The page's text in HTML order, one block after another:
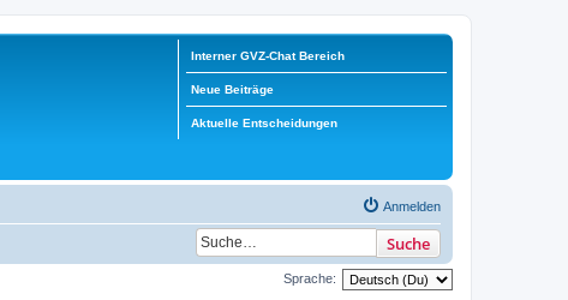
Interner GVZ-Chat Bereich
Neue Beiträge
Aktuelle Entscheidungen
Anmelden
Suche
Sprache: